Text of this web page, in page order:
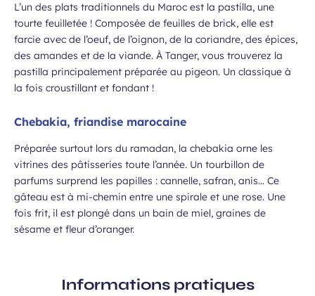
L’un des plats traditionnels du Maroc est la pastilla, une
tourte feuilletée ! Composée de feuilles de brick, elle est
farcie avec de l’oeuf, de l’oignon, de la coriandre, des épices,
des amandes et de la viande. À Tanger, vous trouverez la
pastilla principalement préparée au pigeon. Un classique à
la fois croustillant et fondant !
Chebakia, friandise marocaine
Préparée surtout lors du ramadan, la chebakia orne les
vitrines des pâtisseries toute l’année. Un tourbillon de
parfums surprend les papilles : cannelle, safran, anis… Ce
gâteau est à mi-chemin entre une spirale et une rose. Une
fois frit, il est plongé dans un bain de miel, graines de
sésame et fleur d’oranger.
Informations pratiques